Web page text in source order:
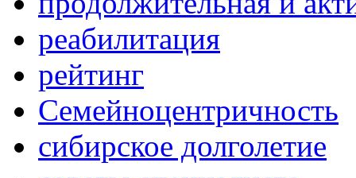
реабилитация
рейтинг
Семейноцентричность
сибирское долголетие